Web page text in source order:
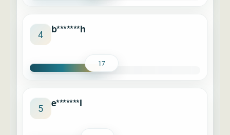
4 b*******h
17
5 e*******l